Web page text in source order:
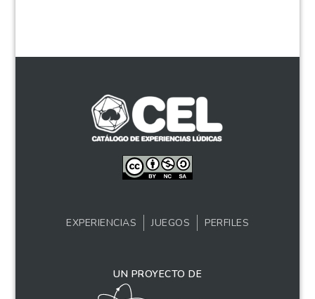
EXPERIENCIAS JUEGOS PERFILES
UN PROYECTO DE